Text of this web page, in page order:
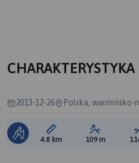
CHARAKTERYSTYKA
2013-12-26 Polska, warmińsko-
Długość trasy:
4.8 km Suma
109 m